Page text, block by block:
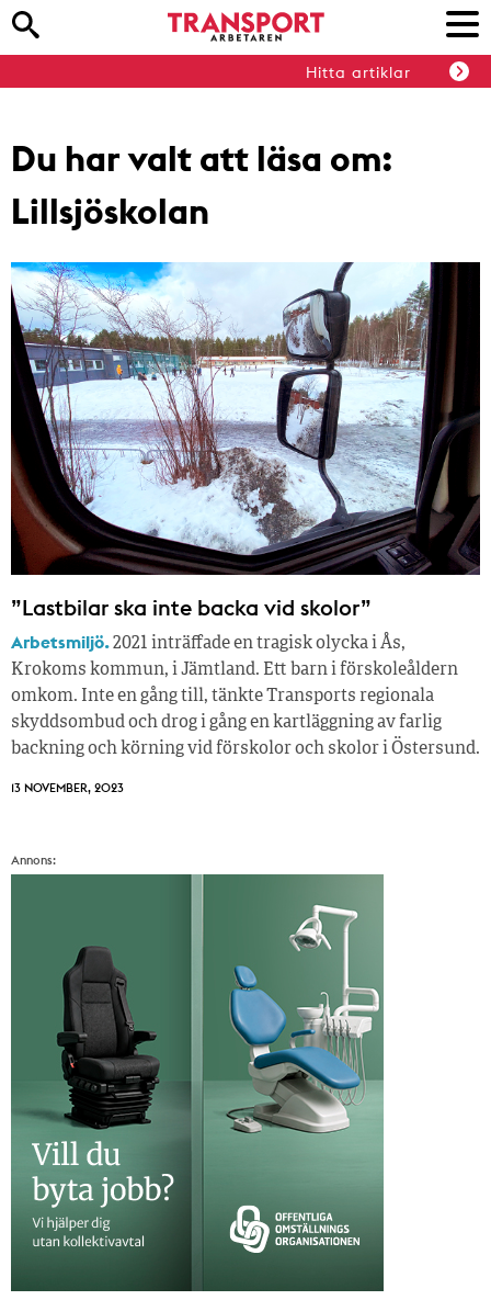
Hitta artiklar
Du har valt att läsa om:
Lillsjöskolan
”Lastbilar ska inte backa vid skolor”
Arbetsmiljö.2021 inträffade en tragisk olycka i Ås,
Krokoms kommun, i Jämtland. Ett barn i förskoleåldern
omkom. Inte en gång till, tänkte Transports regionala
skyddsombud och drog i gång en kartläggning av farlig
backning och körning vid förskolor och skolor i Östersund.
13 NOVEMBER, 2023
Annons: